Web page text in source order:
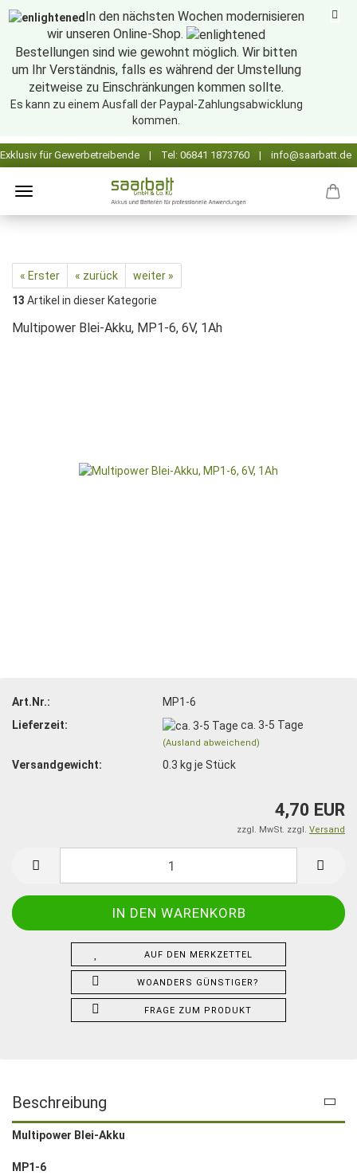
In den nächsten Wochen modernisieren
wir unseren Online-Shop.
Bestellungen sind wie gewohnt möglich. Wir bitten
um Ihr Verständnis, falls es während der Umstellung
zeitweise zu Einschränkungen kommen sollte.
Es kann zu einem Ausfall der Paypal-Zahlungsabwicklung
kommen.
« Erster « zurück
weiter »
13 Artikel in dieser Kategorie
Multipower Blei-Akku, MP1-6, 6V, 1Ah
Art.Nr.:
MP1-6
Lieferzeit:
ca. 3-5 Tage
(Ausland abweichend)
Versandgewicht: 0.3 kg je Stück
4,70 EUR
zzgl. MwSt. zzgl. Versand
AUF DEN MERKZETTEL
WOANDERS GÜNSTIGER?
FRAGE ZUM PRODUKT
Beschreibung
Multipower Blei-Akku
MP1-6